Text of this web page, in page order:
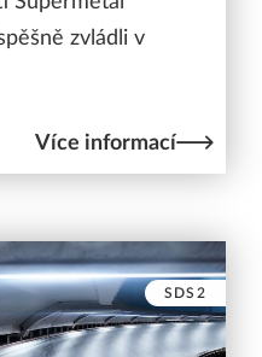
zvládli v
Více informací
SDS2